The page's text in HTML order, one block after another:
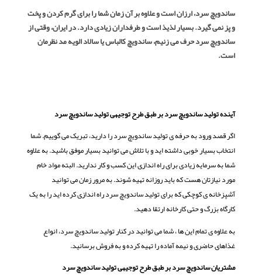
ساندویچ سرد، ارزان است و علاوه بر آن زمان شما را برای گرم کردن و پخت
و پز نمی گیرد. بسیار لذیذ است و طرفداران زیادی دارد. در ایران، وقتی از
ساندویچ سرد حرف می زنیم، ساندویچ کالباس یا سالاد الویه مد نظرمان
است.
آینده تولید ساندویچ سرد بر طبق طرح توجیهی تولید ساندویچ سرد
اگر قصد ورود به حرفه ی تولید ساندویچ سرد را دارید، تبریک می گوییم. شما
انتخاب بسیار خوبی داشته اید و با تلاش می توانید بسیار موفق باشید. به علاوه
شما به سرمایه زیادی برای راه اندازی این کسب و کار ندارید. البته مواد خام
مورد نیازتان هست که باید روزانه تهیه شوند. به مرور زمان می توانید
آشپزخانه ی کوچکی که برای تولید ساندویچ سرد راه اندازی کرده اید را به یک
کارگاه بزرگ و حتی کارخانه ارتقا دهید.
به علاوه ی تمام این ها ، شما می توانید در کنار تولید ساندویچ سرد، انواع
غذاهای حاضری و نیمه آماده را تهیه کرده و به فروش برسانید.
مشتریان ساندویچ سرد بر طبق طرح توجیهی تولید ساندویچ سرد